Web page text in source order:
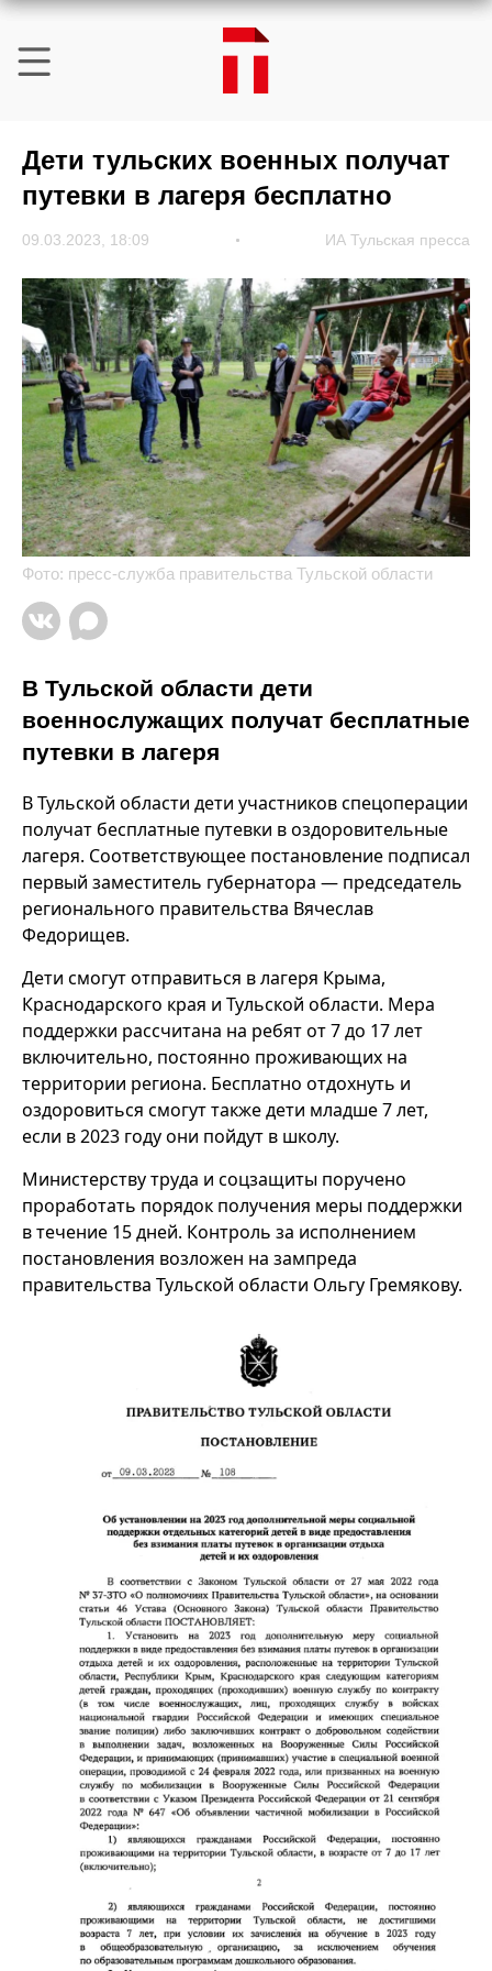
Дети тульских военных получат
путевки в лагеря бесплатно
09.03.2023, 18:09 ИА Тульская пресса
Фото: пресс-служба правительства Тульской области
В Тульской области дети
военнослужащих получат бесплатные
путевки в лагеря
В Тульской области дети участников спецоперации
получат бесплатные путевки в оздоровительные
лагеря. Соответствующее постановление подписал
первый заместитель губернатора — председатель
регионального правительства Вячеслав
Федорищев.
Дети смогут отправиться в лагеря Крыма,
Краснодарского края и Тульской области. Мера
поддержки рассчитана на ребят от 7 до 17 лет
включительно, постоянно проживающих на
территории региона. Бесплатно отдохнуть и
оздоровиться смогут также дети младше 7 лет,
если в 2023 году они пойдут в школу.
Министерству труда и соцзащиты поручено
проработать порядок получения меры поддержки
в течение 15 дней. Контроль за исполнением
постановления возложен на зампреда
правительства Тульской области Ольгу Гремякову.